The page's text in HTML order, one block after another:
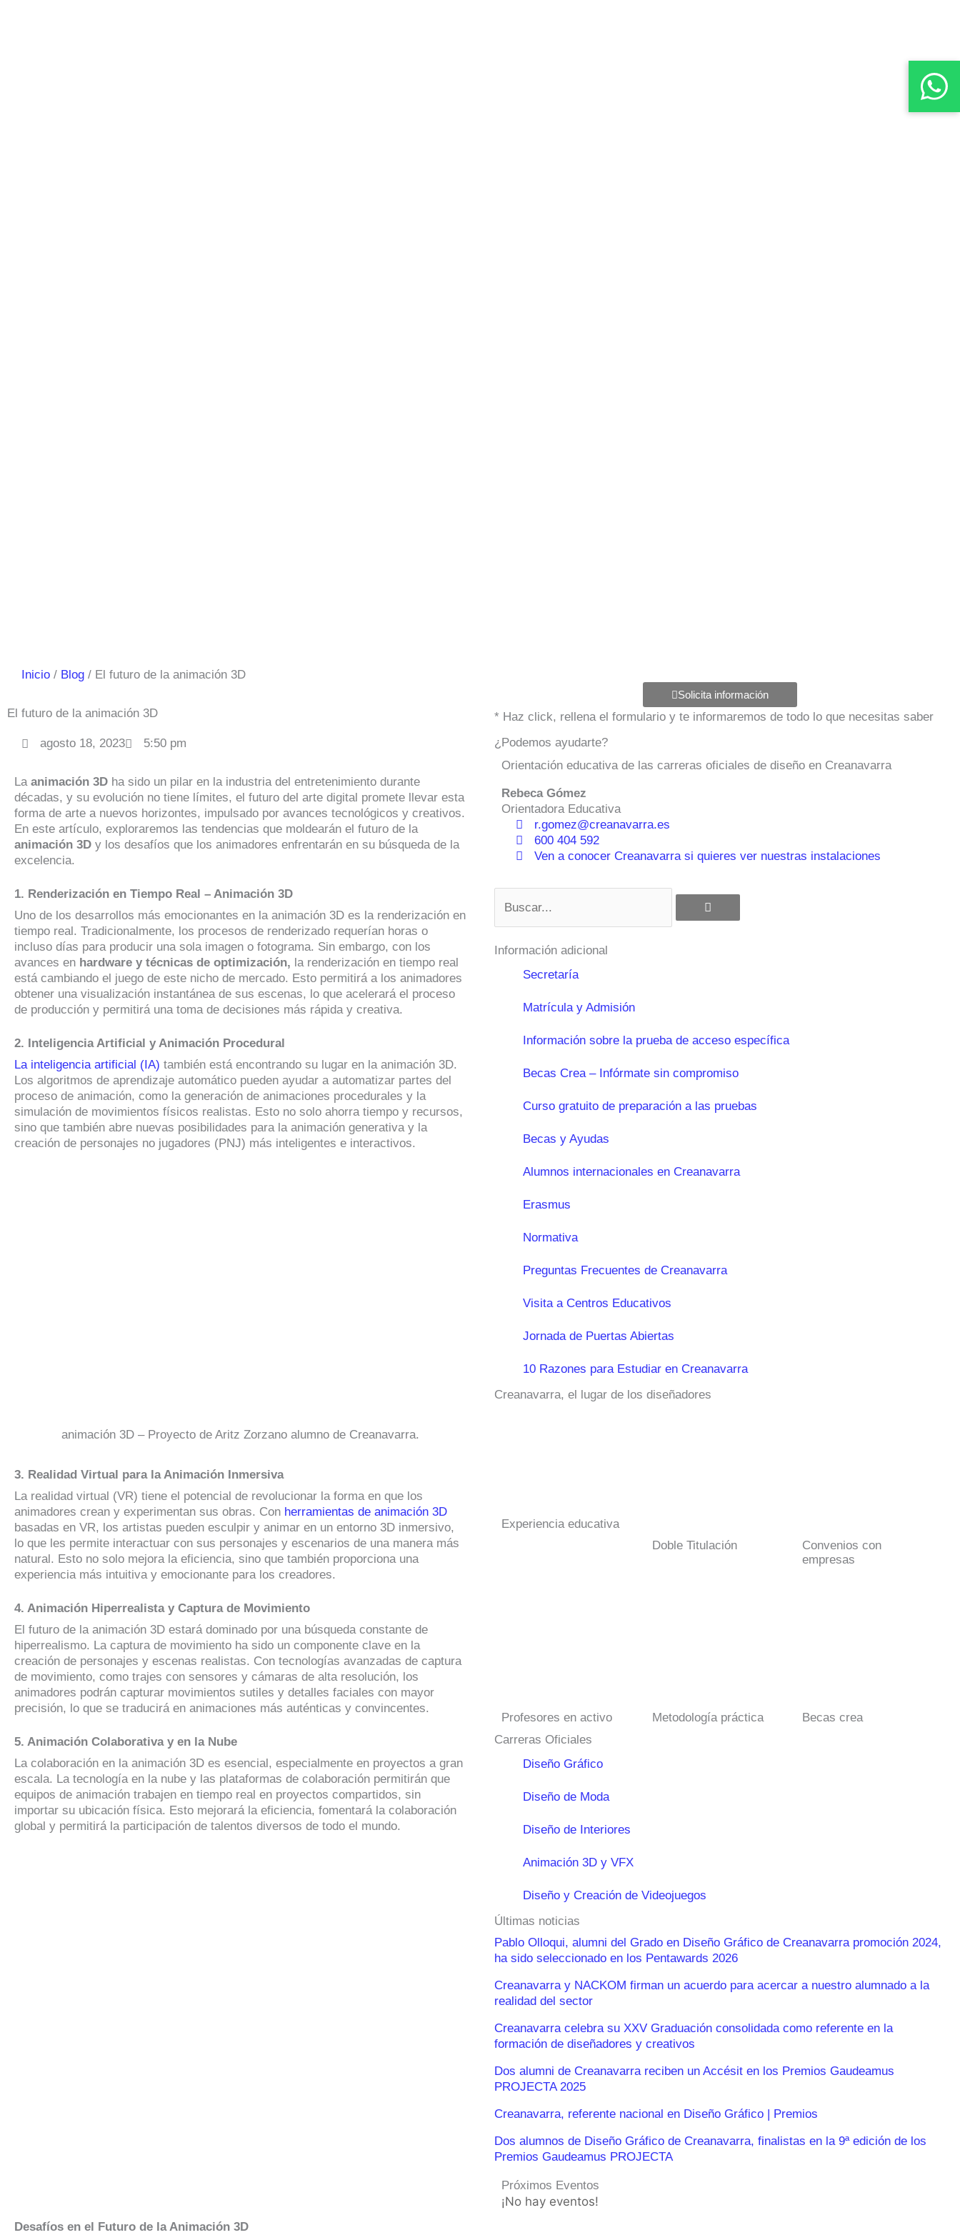
Inicio Blog El futuro de la animación 3D
El futuro de la animación 3D
agosto 18, 2023 5:50 pm
La animación 3D ha sido un pilar en la industria del entretenimiento durante
décadas, y su evolución no tiene límites, el futuro del arte digital promete llevar esta
forma de arte a nuevos horizontes, impulsado por avances tecnológicos y creativos.
En este artículo, exploraremos las tendencias que moldearán el futuro de la
animación 3D y los desafíos que los animadores enfrentarán en su búsqueda de la
excelencia.
1. Renderización en Tiempo Real – Animación 3D
Uno de los desarrollos más emocionantes en la animación 3D es la renderización en
tiempo real. Tradicionalmente, los procesos de renderizado requerían horas o
incluso días para producir una sola imagen o fotograma. Sin embargo, con los
avances en hardware y técnicas de optimización, la renderización en tiempo real
está cambiando el juego de este nicho de mercado. Esto permitirá a los animadores
obtener una visualización instantánea de sus escenas, lo que acelerará el proceso
de producción y permitirá una toma de decisiones más rápida y creativa.
2. Inteligencia Artificial y Animación Procedural
La inteligencia artificial (IA) también está encontrando su lugar en la animación 3D.
Los algoritmos de aprendizaje automático pueden ayudar a automatizar partes del
proceso de animación, como la generación de animaciones procedurales y la
simulación de movimientos físicos realistas. Esto no solo ahorra tiempo y recursos,
sino que también abre nuevas posibilidades para la animación generativa y la
creación de personajes no jugadores (PNJ) más inteligentes e interactivos.
animación 3D – Proyecto de Aritz Zorzano alumno de Creanavarra.
3. Realidad Virtual para la Animación Inmersiva
La realidad virtual (VR) tiene el potencial de revolucionar la forma en que los
animadores crean y experimentan sus obras. Con herramientas de animación 3D
basadas en VR, los artistas pueden esculpir y animar en un entorno 3D inmersivo,
lo que les permite interactuar con sus personajes y escenarios de una manera más
natural. Esto no solo mejora la eficiencia, sino que también proporciona una
experiencia más intuitiva y emocionante para los creadores.
4. Animación Hiperrealista y Captura de Movimiento
El futuro de la animación 3D estará dominado por una búsqueda constante de
hiperrealismo. La captura de movimiento ha sido un componente clave en la
creación de personajes y escenas realistas. Con tecnologías avanzadas de captura
de movimiento, como trajes con sensores y cámaras de alta resolución, los
animadores podrán capturar movimientos sutiles y detalles faciales con mayor
precisión, lo que se traducirá en animaciones más auténticas y convincentes.
5. Animación Colaborativa y en la Nube
La colaboración en la animación 3D es esencial, especialmente en proyectos a gran
escala. La tecnología en la nube y las plataformas de colaboración permitirán que
equipos de animación trabajen en tiempo real en proyectos compartidos, sin
importar su ubicación física. Esto mejorará la eficiencia, fomentará la colaboración
global y permitirá la participación de talentos diversos de todo el mundo.
Desafíos en el Futuro de la Animación 3D
Solicita información
* Haz click, rellena el formulario y te informaremos de todo lo que necesitas saber
¿Podemos ayudarte?
Orientación educativa de las carreras oficiales de diseño en Creanavarra
Rebeca Gómez
Orientadora Educativa
r.gomez@creanavarra.es
600 404 592
Ven a conocer Creanavarra si quieres ver nuestras instalaciones
Información adicional
Secretaría
Matrícula y Admisión
Información sobre la prueba de acceso específica
Becas Crea – Infórmate sin compromiso
Curso gratuito de preparación a las pruebas
Becas y Ayudas
Alumnos internacionales en Creanavarra
Erasmus
Normativa
Preguntas Frecuentes de Creanavarra
Visita a Centros Educativos
Jornada de Puertas Abiertas
10 Razones para Estudiar en Creanavarra
Creanavarra, el lugar de los diseñadores
Experiencia educativa
Doble Titulación
Convenios con
empresas
Profesores en activo Metodología práctica
Becas crea
Carreras Oficiales
Diseño Gráfico
Diseño de Moda
Diseño de Interiores
Animación 3D y VFX
Diseño y Creación de Videojuegos
Últimas noticias
Pablo Olloqui, alumni del Grado en Diseño Gráfico de Creanavarra promoción 2024,
ha sido seleccionado en los Pentawards 2026
Creanavarra y NACKOM firman un acuerdo para acercar a nuestro alumnado a la
realidad del sector
Creanavarra celebra su XXV Graduación consolidada como referente en la
formación de diseñadores y creativos
Dos alumni de Creanavarra reciben un Accésit en los Premios Gaudeamus
PROJECTA 2025
Creanavarra, referente nacional en Diseño Gráfico | Premios
Dos alumnos de Diseño Gráfico de Creanavarra, finalistas en la 9ª edición de los
Premios Gaudeamus PROJECTA
Próximos Eventos
¡No hay eventos!